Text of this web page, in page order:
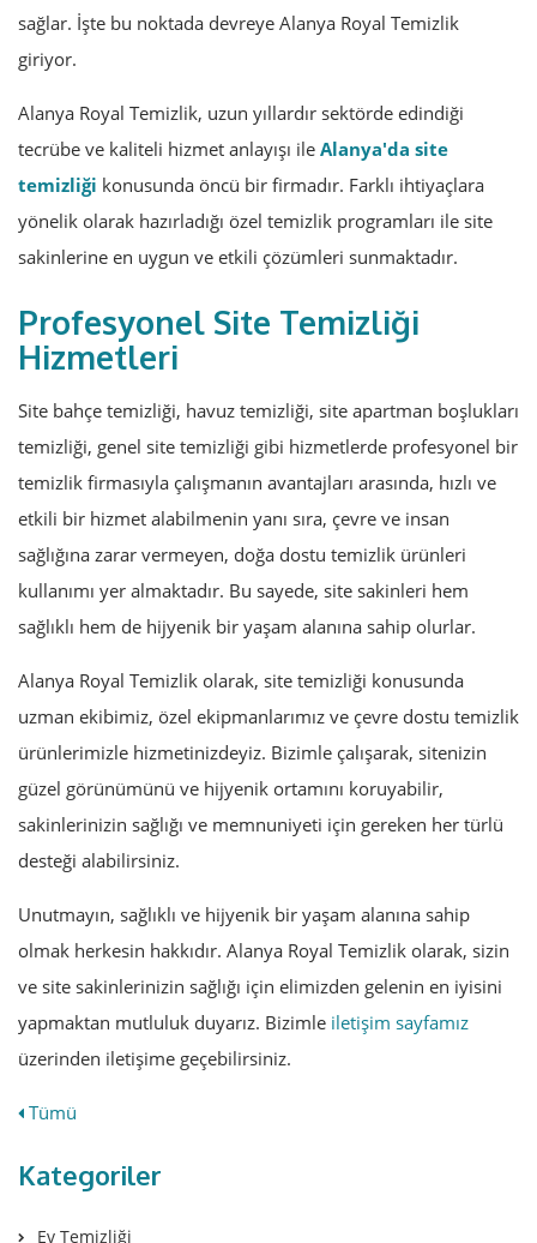
sağlar. İşte bu noktada devreye Alanya Royal Temizlik
giriyor.
Alanya Royal Temizlik, uzun yıllardır sektörde edindiği
tecrübe ve kaliteli hizmet anlayışı ile Alanya'da site
temizliği konusunda öncü bir firmadır. Farklı ihtiyaçlara
yönelik olarak hazırladığı özel temizlik programları ile site
sakinlerine en uygun ve etkili çözümleri sunmaktadır.
Profesyonel Site Temizliği
Hizmetleri
Site bahçe temizliği, havuz temizliği, site apartman boşlukları
temizliği, genel site temizliği gibi hizmetlerde profesyonel bir
temizlik firmasıyla çalışmanın avantajları arasında, hızlı ve
etkili bir hizmet alabilmenin yanı sıra, çevre ve insan
sağlığına zarar vermeyen, doğa dostu temizlik ürünleri
kullanımı yer almaktadır. Bu sayede, site sakinleri hem
sağlıklı hem de hijyenik bir yaşam alanına sahip olurlar.
Alanya Royal Temizlik olarak, site temizliği konusunda
uzman ekibimiz, özel ekipmanlarımız ve çevre dostu temizlik
ürünlerimizle hizmetinizdeyiz. Bizimle çalışarak, sitenizin
güzel görünümünü ve hijyenik ortamını koruyabilir,
sakinlerinizin sağlığı ve memnuniyeti için gereken her türlü
desteği alabilirsiniz.
Unutmayın, sağlıklı ve hijyenik bir yaşam alanına sahip
olmak herkesin hakkıdır. Alanya Royal Temizlik olarak, sizin
ve site sakinlerinizin sağlığı için elimizden gelenin en iyisini
yapmaktan mutluluk duyarız. Bizimle iletişim sayfamız
üzerinden iletişime geçebilirsiniz.
Tümü
Kategoriler
Ev Temizliği